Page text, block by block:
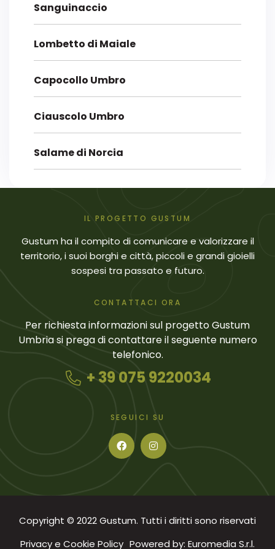
Sanguinaccio
Lombetto di Maiale
Capocollo Umbro
Ciauscolo Umbro
Salame di Norcia
IL PROGETTO GUSTUM
Gustum ha il compito di comunicare e valorizzare il
territorio, i suoi borghi e città, piccoli e grandi gioielli
sospesi tra passato e futuro.
CONTATTACI ORA
Per richiesta informazioni sul progetto Gustum
Umbria si prega di contattare il seguente numero
telefonico.
+ 39 075 9220034
SEGUICI SU
Copyright © 2022 Gustum. Tutti i diritti sono riservati
Privacy e Cookie Policy Powered by: Euromedia S.r.l.